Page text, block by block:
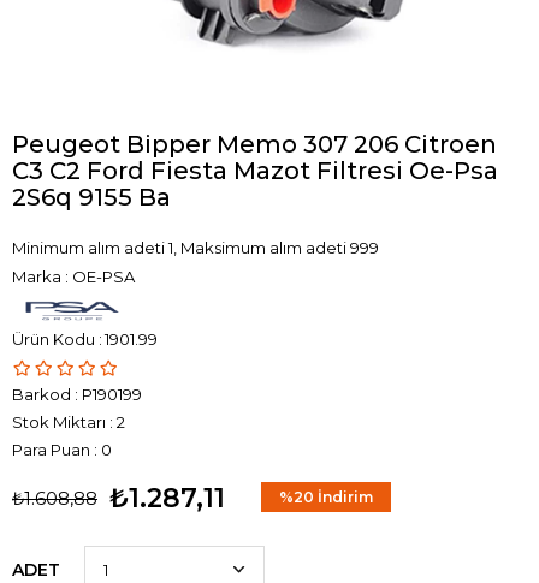
Peugeot Bipper Memo 307 206 Citroen
C3 C2 Ford Fiesta Mazot Filtresi Oe-Psa
2S6q 9155 Ba
Minimum alım adeti 1, Maksimum alım adeti 999
Marka : OE-PSA
1901.99
Barkod : P190199
Stok Miktarı : 2
Para Puan : 0
₺1.608,88 ₺1.287,11 %20 İndirim
ADET